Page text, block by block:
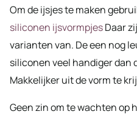
Om de ijsjes te maken
siliconen ijsvormpjesDaar
varianten van. De een nog
siliconen veel handiger dan
Makkelijker uit de vorm te
Geen zin om te wachten op